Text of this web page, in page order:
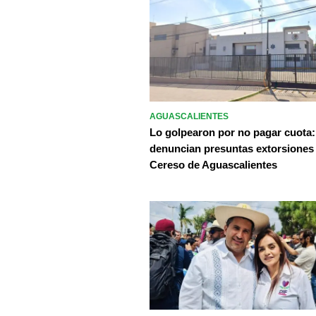
AGUASCALIENTES
Lo golpearon por no pagar cuota:
denuncian presuntas extorsiones
Cereso de Aguascalientes